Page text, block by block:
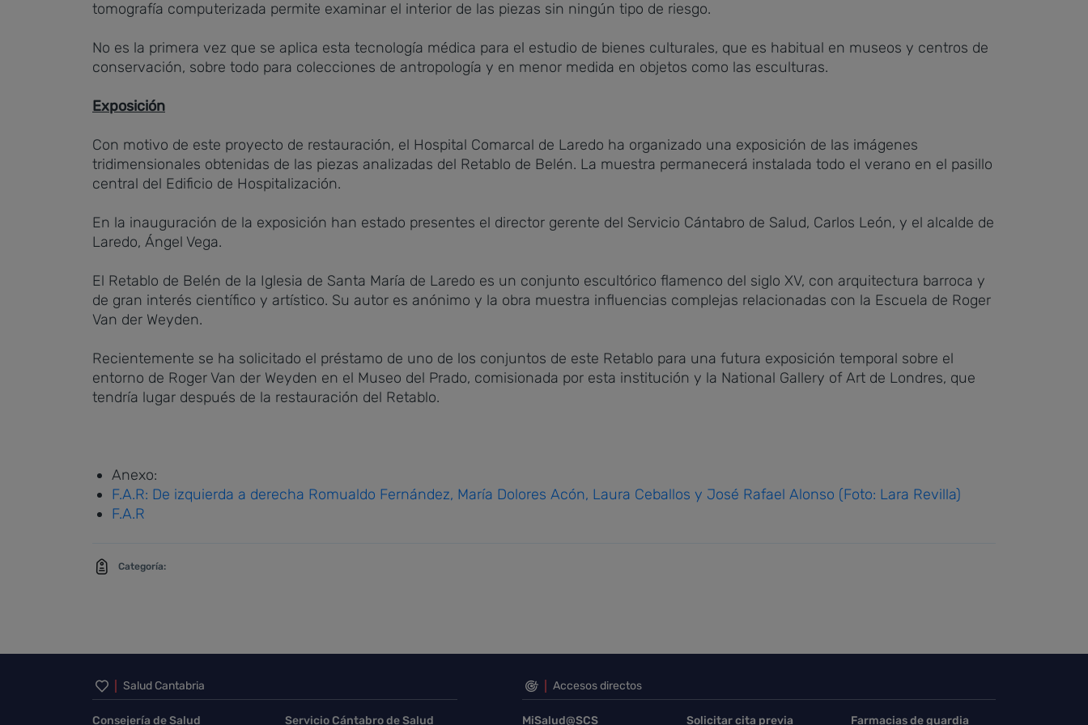
tomografía computerizada permite examinar el interior de las piezas sin ningún tipo de riesgo.
No es la primera vez que se aplica esta tecnología médica para el estudio de bienes culturales, que es habitual en museos y centros de
conservación, sobre todo para colecciones de antropología y en menor medida en objetos como las esculturas.
Exposición
Con motivo de este proyecto de restauración, el Hospital Comarcal de Laredo ha organizado una exposición de las imágenes
tridimensionales obtenidas de las piezas analizadas del Retablo de Belén. La muestra permanecerá instalada todo el verano en el pasillo
central del Edificio de Hospitalización.
En la inauguración de la exposición han estado presentes el director gerente del Servicio Cántabro de Salud, Carlos León, y el alcalde de
Laredo, Ángel Vega.
El Retablo de Belén de la Iglesia de Santa María de Laredo es un conjunto escultórico flamenco del siglo XV, con arquitectura barroca y
de gran interés científico y artístico. Su autor es anónimo y la obra muestra influencias complejas relacionadas con la Escuela de Roger
Van der Weyden.
Recientemente se ha solicitado el préstamo de uno de los conjuntos de este Retablo para una futura exposición temporal sobre el
entorno de Roger Van der Weyden en el Museo del Prado, comisionada por esta institución y la National Gallery of Art de Londres, que
tendría lugar después de la restauración del Retablo.
Anexo:
F.A.R: De izquierda a derecha Romualdo Fernández, María Dolores Acón, Laura Ceballos y José Rafael Alonso (Foto: Lara Revilla)
F.A.R
Categoría:
Inicio del pie de página
Salud Cantabria
Consejería de Salud Servicio Cántabro de Salud
Accesos directos
MiSalud@SCS Solicitar cita previa Farmacias de guardia